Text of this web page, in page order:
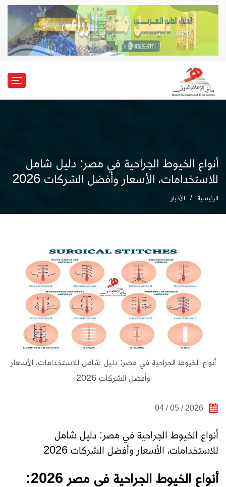
أنواع الخيوط الجراحية في مصر: دليل شامل
للاستخدامات، الأسعار وأفضل الشركات 2026
الرئيسية الأخبار
أنواع الخيوط الجراحية في مصر: دليل شامل للاستخدامات، الأسعار
وأفضل الشركات 2026
2026 / 05 / 04
أنواع الخيوط الجراحية في مصر: دليل شامل
للاستخدامات، الأسعار وأفضل الشركات 2026
أنواع الخيوط الجراحية في مصر 2026: